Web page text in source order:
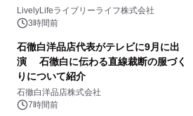
LivelyLifeライブリーライフ株式会社
3時間前
石徹白洋品店代表がテレビに9月に出
演 石徹白に伝わる直線裁断の服づく
りについて紹介
石徹白洋品店株式会社
7時間前